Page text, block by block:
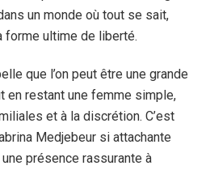
un monde où tout se sait,
ultime de liberté.
que l’on peut être une grande
en restant une femme simple,
et à la discrétion. C’est
Medjebeur si attachante
présence rassurante à